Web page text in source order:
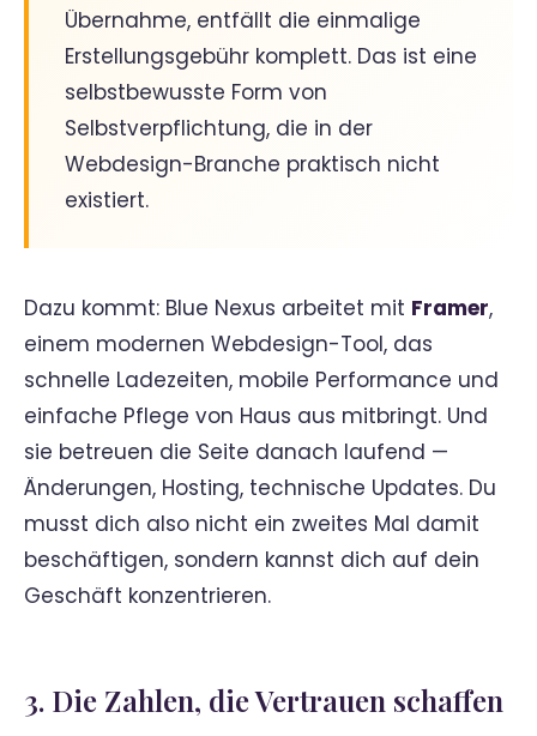
Übernahme, entfällt die einmalige
Erstellungsgebühr komplett. Das ist eine
selbstbewusste Form von
Selbstverpflichtung, die in der
Webdesign-Branche praktisch nicht
existiert.
Dazu kommt: Blue Nexus arbeitet mit Framer,
einem modernen Webdesign-Tool, das
schnelle Ladezeiten, mobile Performance und
einfache Pflege von Haus aus mitbringt. Und
sie betreuen die Seite danach laufend —
Änderungen, Hosting, technische Updates. Du
musst dich also nicht ein zweites Mal damit
beschäftigen, sondern kannst dich auf dein
Geschäft konzentrieren.
3. Die Zahlen, die Vertrauen schaffen